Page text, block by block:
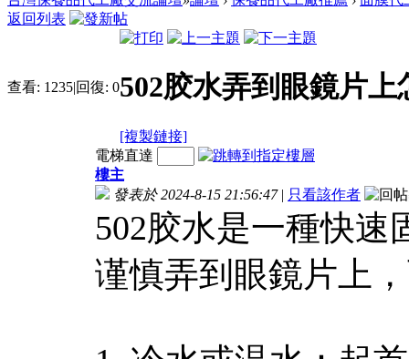
返回列表
查看: 1235|回復: 0502胶水弄到眼鏡片上
[複製鏈接]
電梯直達
樓主
發表於 2024-8-15 21:56:47 | 只看該作者
502胶水是一種快速
谨慎弄到眼鏡片上